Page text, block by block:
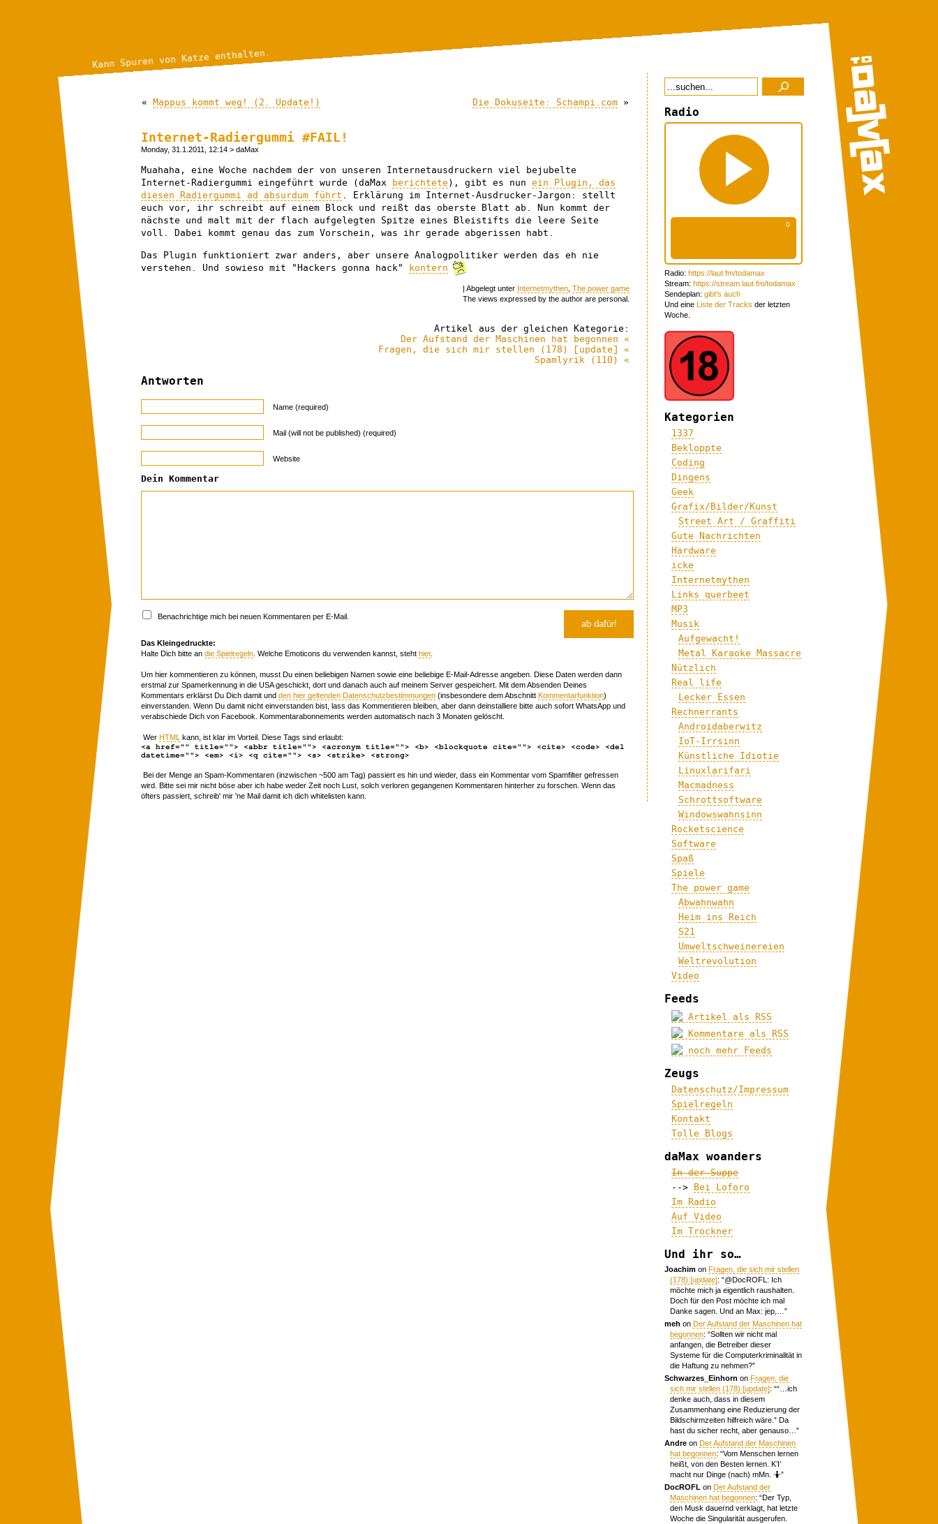
Kann Spuren von Katze enthalten.
« Mappus kommt weg! (2. Update!) Die Dokuseite: Schampi.com »
Internet-Radiergummi #FAIL!
Monday, 31.1.2011, 12:14 > daMax
Muahaha, eine Woche nachdem der von unseren Internetausdruckern viel bejubelte
Internet-Radiergummi eingeführt wurde (daMax
berichtete ), gibt es nun ein Plugin, das
diesen Radiergummi ad absurdum führt . Erklärung im Internet-Ausdrucker-Jargon: stellt
euch vor, ihr schreibt auf einem Block und reißt das oberste Blatt ab. Nun kommt der
nächste und malt mit der flach aufgelegten Spitze eines Bleistifts die leere Seite
voll. Dabei kommt genau das zum Vorschein, was ihr gerade abgerissen habt.
Das Plugin funktioniert zwar anders, aber unsere Analogpolitiker werden das eh nie
verstehen. Und sowieso mit "Hackers gonna hack" kontern
| Abgelegt unter Internetmythen The power game
The views expressed by the author are personal.
Artikel aus der gleichen Kategorie:
Der Aufstand der Maschinen hat begonnen «
Fragen, die sich mir stellen (178) [update] «
Spamlyrik (110) «
Antworten
Name (required)
Mail (will not be published) (required)
Website
Dein Kommentar
Benachrichtige mich bei neuen Kommentaren per E-Mail.
Das Kleingedruckte:
Halte Dich bitte an die Spielregeln . Welche Emoticons du verwenden kannst, steht hier.
Um hier kommentieren zu können, musst Du einen beliebigen Namen sowie eine beliebige E-Mail-Adresse angeben. Diese Daten werden dann
erstmal zur Spamerkennung in die USA geschickt, dort und danach auch auf meinem Server gespeichert. Mit dem Absenden Deines
Kommentars erklärst Du Dich damit und den hier geltenden Datenschutzbestimmungen (insbesondere dem Abschnitt Kommentarfunktion)
einverstanden. Wenn Du damit nicht einverstanden bist, lass das Kommentieren bleiben, aber dann deinstalliere bitte auch sofort WhatsApp und
verabschiede Dich von Facebook. Kommentarabonnements werden automatisch nach 3 Monaten gelöscht.
Wer HTML kann, ist klar im Vorteil. Diese Tags sind erlaubt:
<a href="" title=""> <abbr title=""> <acronym title=""> <b> <blockquote cite=""> <cite> <code> <del
datetime=""> <em> <i> <q cite=""> <s> <strike> <strong>
Bei der Menge an Spam-Kommentaren (inzwischen ~500 am Tag) passiert es hin und wieder, dass ein Kommentar vom Spamfilter gefressen
wird. Bitte sei mir nicht böse aber ich habe weder Zeit noch Lust, solch verloren gegangenen Kommentaren hinterher zu forschen. Wenn das
öfters passiert, schreib' mir 'ne Mail damit ich dich whitelisten kann.
Radio
Radio: https://laut.fm/todamax
Stream: https://stream.laut.fm/todamax
Sendeplan: gibt's auch
Und eine Liste der Tracks der letzten
Woche.
Kategorien
1337
Bekloppte
Coding
Dingens
Geek
Grafix/Bilder/Kunst
Street Art / Graffiti
Gute Nachrichten
Hardware
icke
Internetmythen
Links querbeet
MP3
Musik
Aufgewacht!
Metal Karaoke Massacre
Nützlich
Real life
Lecker Essen
Rechnerrants
Androidaberwitz
IoT-Irrsinn
Künstliche Idiotie
Linuxlarifari
Macmadness
Schrottsoftware
Windowswahnsinn
Rocketscience
Software
Spaß
Spiele
The power game
Abwahnwahn
Heim ins Reich
S21
Umweltschweinereien
Weltrevolution
Video
Feeds
Artikel als RSS
Kommentare als RSS
noch mehr Feeds
Zeugs
Datenschutz/Impressum
Spielregeln
Kontakt
Tolle Blogs
daMax woanders
In der Suppe
-->
Bei Loforo
Im Radio
Auf Video
Im Trockner
Und ihr so…
Joachim onFragen, die sich mir stellen
(178) [update]: “@DocROFL: Ich
möchte mich ja eigentlich raushalten.
Doch für den Post möchte ich mal
Danke sagen. Und an Max: jep,… ”
meh onDer Aufstand der Maschinen hat
begonnen: “Sollten wir nicht mal
anfangen, die Betreiber dieser
Systeme für die Computerkriminalität in
die Haftung zu nehmen?”
Schwarzes_Einhorn onFragen, die
sich mir stellen (178) [update]: ““…ich
denke auch, dass in diesem
Zusammenhang eine Reduzierung der
Bildschirmzeiten hilfreich wäre.” Da
hast du sicher recht, aber genauso… ”
Andre onDer Aufstand der Maschinen
hat begonnen: “Vom Menschen lernen
heißt, von den Besten lernen. K’I’
macht nur Dinge (nach) mMn. 🤷”
DocROFL onDer Aufstand der
Maschinen hat begonnen: “Der Typ,
den Musk dauernd verklagt, hat letzte
Woche die Singularität ausgerufen.